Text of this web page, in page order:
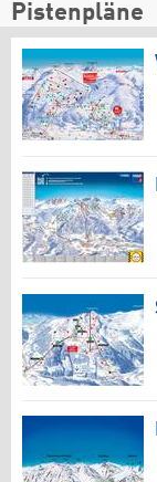
Pistenpläne